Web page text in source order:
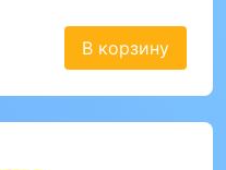
В корзину